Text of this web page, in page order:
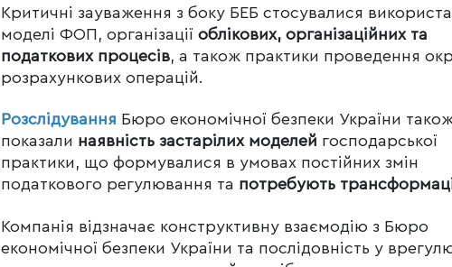
Критичні зауваження з боку БЕБ стосувалися
моделі ФОП, організації облікових, організаційних та
податкових процесів, а також практики проведення
розрахункових операцій.
Розслідування Бюро економічної безпеки України
показали наявність застарілих моделей господарської
практики, що формувалися в умовах постійних змін
податкового регулювання та потребують
Компанія відзначає конструктивну взаємодію з Бюро
економічної безпеки України та послідовність у